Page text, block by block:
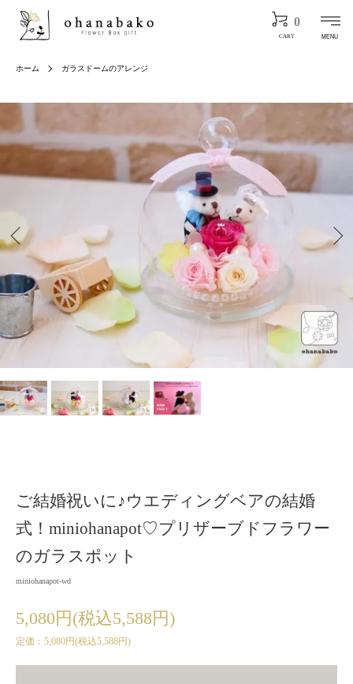
0
CART MENU
ホーム ガラスドームのアレンジ
ご結婚祝いに♪ウエディングベアの結婚
式！miniohanapot♡プリザーブドフラワー
のガラスポット
miniohanapot-wd
5,080円(税込5,588円)
定価：5,080円(税込5,588円)